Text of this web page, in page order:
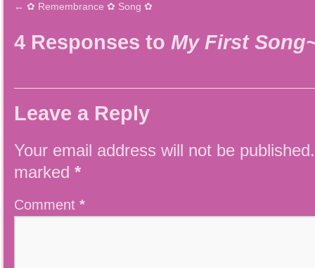
← ✿ Remembrance ✿ Song ✿
4 Responses to My First
Leave a Reply
Your email address will not be published.
marked *
Comment *